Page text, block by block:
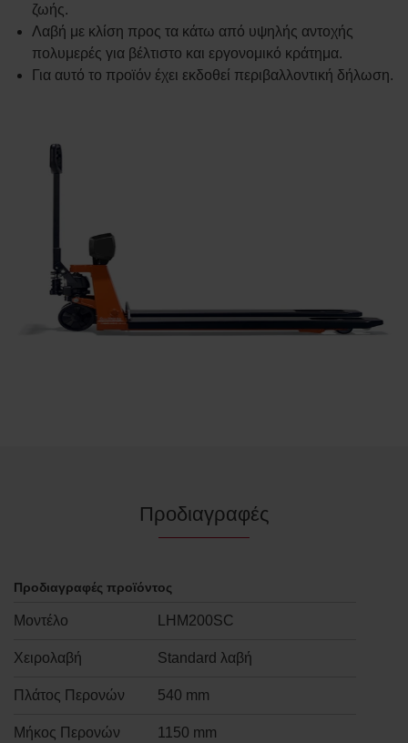
ζωής.
Λαβή με κλίση προς τα κάτω από υψηλής αντοχής
πολυμερές για βέλτιστο και εργονομικό κράτημα.
Για αυτό το προϊόν έχει εκδοθεί περιβαλλοντική δήλωση.
Προδιαγραφές
Προδιαγραφές προϊόντος
Μοντέλο LHM200SC
Χειρολαβή Standard λαβή
Πλάτος Περονών 540 mm
Μήκος Περονών 1150 mm